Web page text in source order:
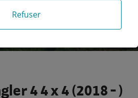
4 4 x 4 (2018 - )
Refuser